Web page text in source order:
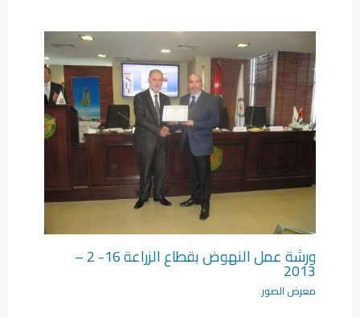
ورشة عمل النهوض بقطاع الزراعة 16- 2 –
2013
معرض الصور